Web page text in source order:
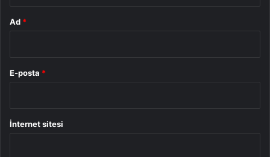
Ad *
E-posta *
İnternet sitesi